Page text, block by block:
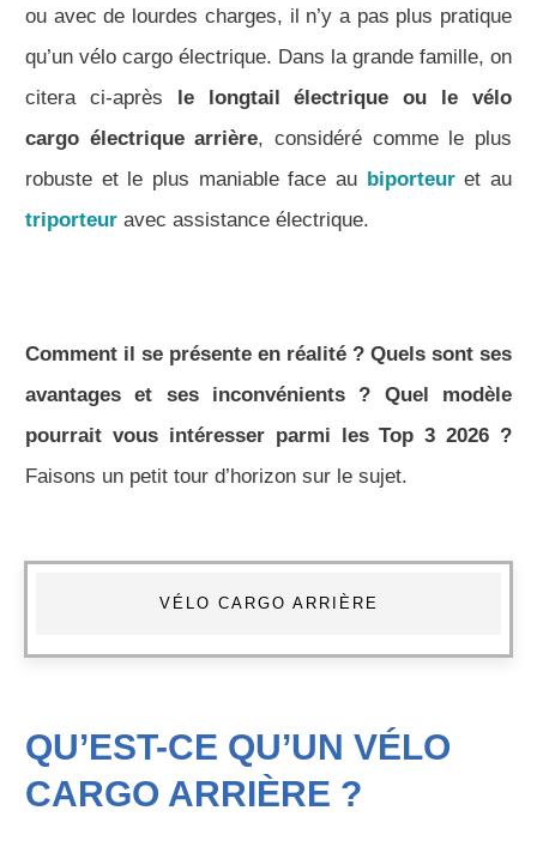
ou avec de lourdes charges, il n’y a pas plus pratique
qu’un vélo cargo électrique. Dans la grande famille, on
citera ci-après le longtail électrique ou levélo
cargo électrique arrière, considéré comme le plus
robuste et le plus maniable face au biporteuret au
triporteur avec assistance électrique.
Comment il se présente en réalité ? Quels sont ses
avantages et ses inconvénients ? Quel modèle
pourrait vous intéresser parmi les Top 32026 ?
Faisons un petit tour d’horizon sur le sujet.
VÉLO CARGO ARRIÈRE
QU’EST-CE QU’UN VÉLO
CARGO ARRIÈRE ?